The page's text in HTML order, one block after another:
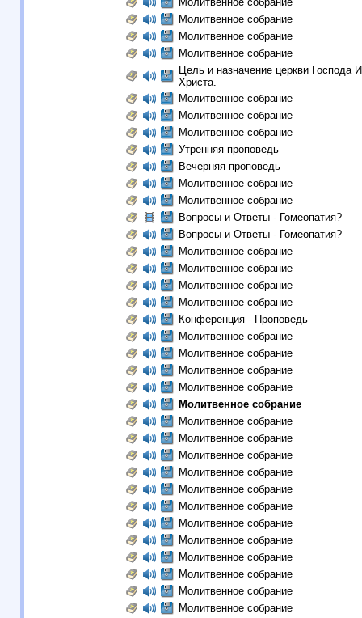
Молитвенное собрание
Молитвенное собрание
Молитвенное собрание
Цель и назначение церкви Господа
Христа.
Молитвенное собрание
Молитвенное собрание
Молитвенное собрание
Утренняя проповедь
Вечерняя проповедь
Молитвенное собрание
Молитвенное собрание
Вопросы и Ответы - Гомеопатия?
Вопросы и Ответы - Гомеопатия?
Молитвенное собрание
Молитвенное собрание
Молитвенное собрание
Молитвенное собрание
Конференция - Проповедь
Молитвенное собрание
Молитвенное собрание
Молитвенное собрание
Молитвенное собрание
Молитвенное собрание
Молитвенное собрание
Молитвенное собрание
Молитвенное собрание
Молитвенное собрание
Молитвенное собрание
Молитвенное собрание
Молитвенное собрание
Молитвенное собрание
Молитвенное собрание
Молитвенное собрание
Молитвенное собрание
Молитвенное собрание